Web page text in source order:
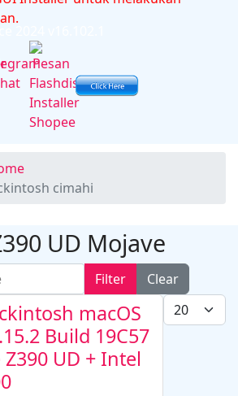
2024 v16.102.1
cimahi
UD Mojave
Filter
Clear
Display #
macOS
Build 19C57
UD + Intel